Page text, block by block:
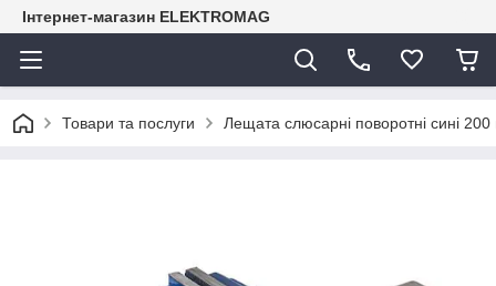
Інтернет-магазин ELEKTROMAG
Товари та послуги Лещата слюсарні поворотні сині